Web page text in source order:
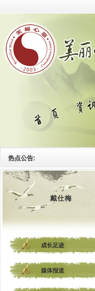
热点公告:
戴仕梅
成长足迹
媒体报道